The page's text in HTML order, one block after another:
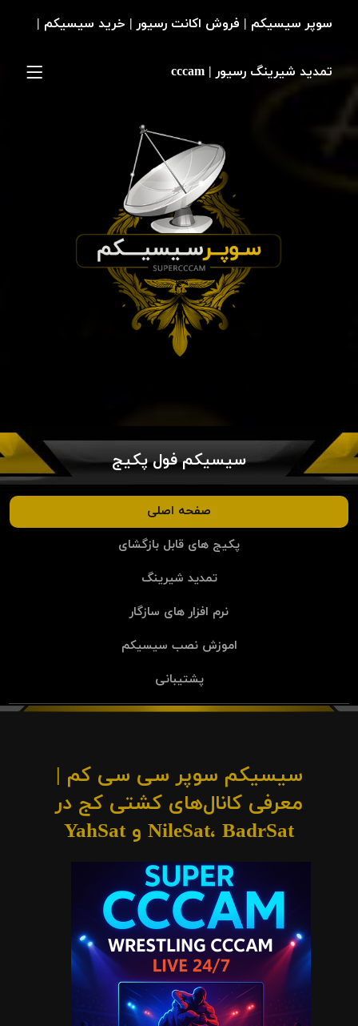
سیسیکم فول پکیج
صفحه اصلی
پکیج های قابل بازگشای
تمدید شیرینگ
نرم افزار های سازگار
اموزش نصب سیسیکم
پشتیبانی
سیسیکم سوپر سی سی کم |
معرفی کانال‌های کشتی کج در
NileSat، BadrSat و YahSat
سوپر سیسیکم | فروش اکانت رسیور | خرید سیسیکم |
تمدید شیرینگ رسیور | cccam